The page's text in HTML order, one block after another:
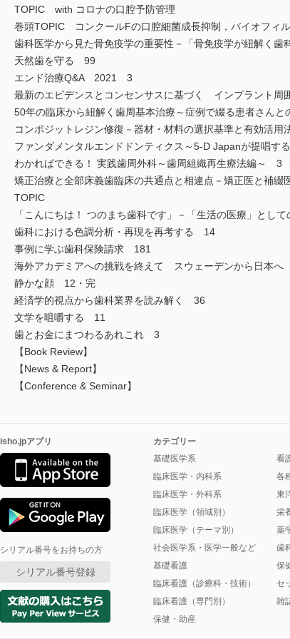
TOPIC with コロナの口腔予防管理
巻頭TOPIC コンクールFの口腔細菌成長抑制，バイオフィ
歯科医学から見た骨免疫学の重要性－「骨免疫学が紐解く
天然歯を守る 99
エンド治療Q&A 2021 3
最新のエビデンスとコンセンサスに基づく インプラント
50年の臨床から紐解く歯周基本治療～症例で綴る患者さん
コンポジットレジン修復－器材・材料の選択基準と有効活
ファンダメンタルエンドドンティクス～5-D Japanが提唱
わかればできる！ 実践歯周外科～歯周組織再生療法編～ 3
矯正治療と全部床義歯臨床の共通点と相違点－矯正医と補
TOPIC
「こんにちは！ つのまち歯科です」－「生活の医療」とし
歯科における色調分析・再現を再考する 14
事例に学ぶ歯科保険請求 181
海外アカデミアへの挑戦を終えて スウェーデンから日本
静かな顔 12・完
経済学的視点から歯科業界を読み解く 36
文学を咀嚼する 11
歯とお金にまつわるあれこれ 3
【Book Review】
【News & Report】
【Conference & Seminar】
isho.jpアプリ
シリアル番号をお持ちの方
シリアル番号登録
カテゴリー
基礎医学系
臨床医学・内科系
臨床医学・外科系
臨床医学（領域別）
臨床医学（テーマ別）
社会医学系・医学一般など
基礎看護
臨床看護（診療科・技術）
臨床看護（専門別）
保健・助産
看
各
東
栄
薬
歯
保
セ
雑